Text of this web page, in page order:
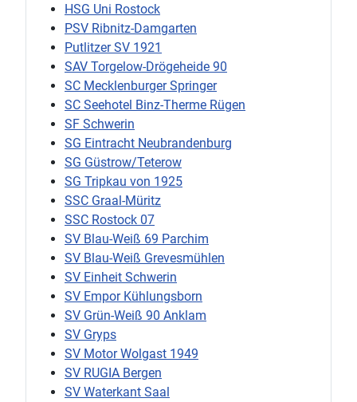
HSG Uni Rostock
PSV Ribnitz-Damgarten
Putlitzer SV 1921
SAV Torgelow-Drögeheide 90
SC Mecklenburger Springer
SC Seehotel Binz-Therme Rügen
SF Schwerin
SG Eintracht Neubrandenburg
SG Güstrow/Teterow
SG Tripkau von 1925
SSC Graal-Müritz
SSC Rostock 07
SV Blau-Weiß 69 Parchim
SV Blau-Weiß Grevesmühlen
SV Einheit Schwerin
SV Empor Kühlungsborn
SV Grün-Weiß 90 Anklam
SV Gryps
SV Motor Wolgast 1949
SV RUGIA Bergen
SV Waterkant Saal